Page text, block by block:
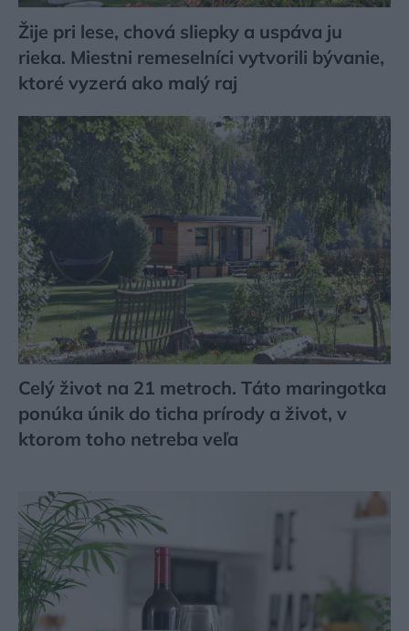
Žije pri lese, chová sliepky a uspáva ju
rieka. Miestni remeselníci vytvorili bývanie,
ktoré vyzerá ako malý raj
Celý život na 21 metroch. Táto maringotka
ponúka únik do ticha prírody a život, v
ktorom toho netreba veľa